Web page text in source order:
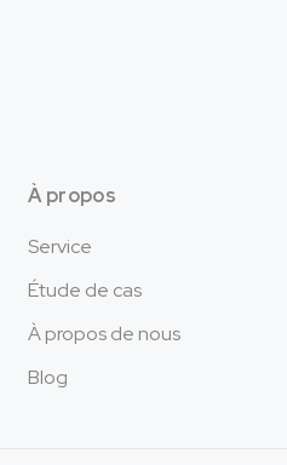
À propos
Service
Étude de cas
À propos de nous
Blog